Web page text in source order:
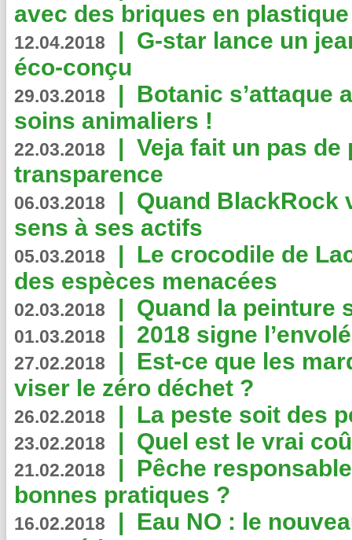
avec des briques en
12.04.2018 | G-star lance un
éco-conçu
29.03.2018 | Botanic s’attaque
soins animaliers !
22.03.2018 | Veja fait un pas de
transparence
06.03.2018 | Quand BlackRock
sens à ses actifs
05.03.2018 | Le crocodile de
des espèces menacées
02.03.2018 | Quand la peinture
01.03.2018 | 2018 signe
27.02.2018 | Est-ce que les
viser le zéro déchet ?
26.02.2018 | La peste soit des
23.02.2018 | Quel est le vrai
21.02.2018 | Pêche
bonnes pratiques ?
16.02.2018 | Eau NO : le